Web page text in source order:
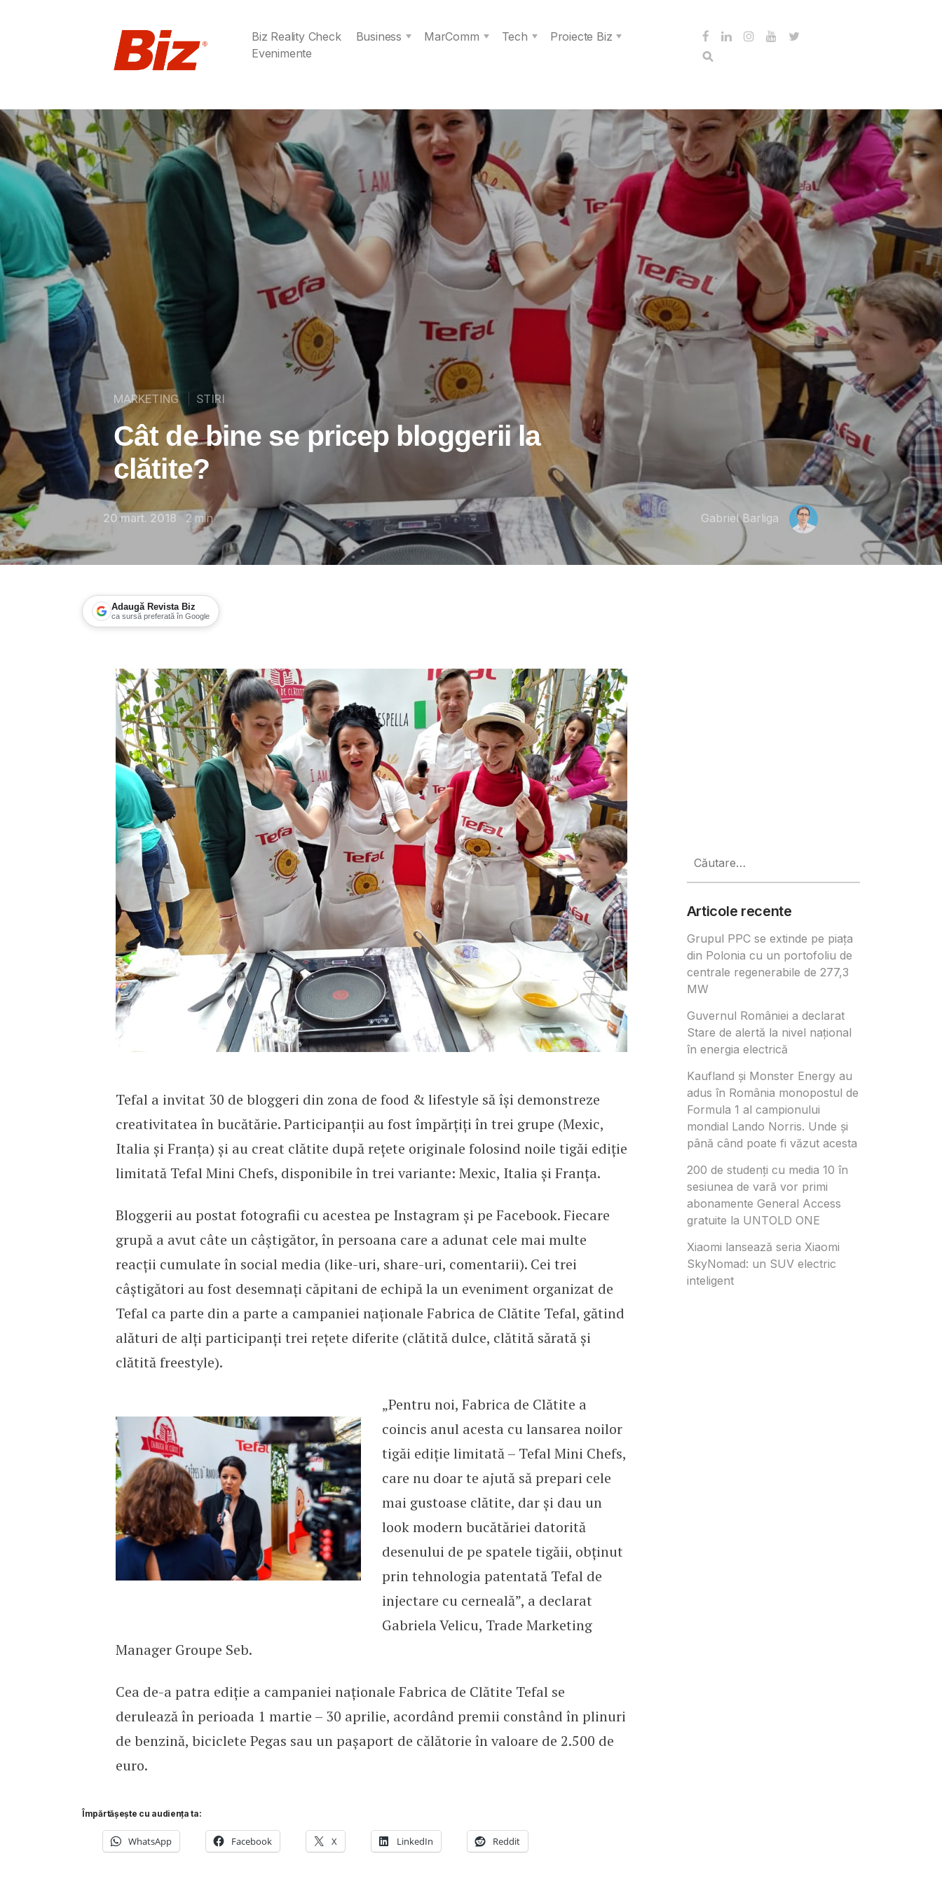
Biz Reality Check Business MarComm Tech
Proiecte Biz
Evenimente
MARKETING STIRI
Cât de bine se pricep bloggerii la
clătite?
20 mart. 2018 2 min Gabriel Barliga
Adaugă Revista Biz
ca sursă preferată în Google
Cât de bine se pricep bloggerii la clătite?
Tefal a invitat 30 de bloggeri din zona de food & lifestyle să își demonstreze
creativitatea în bucătărie. Participanții au fost împărțiți în trei grupe (Mexic,
Italia și Franța) și au creat clătite după rețete originale folosind noile tigăi ediție
limitată Tefal Mini Chefs, disponibile în trei variante: Mexic, Italia și Franța.
Bloggerii au postat fotografii cu acestea pe Instagram și pe Facebook. Fiecare
grupă a avut câte un câștigător, în persoana care a adunat cele mai multe
reacții cumulate în social media (like-uri, share-uri, comentarii). Cei trei
câștigători au fost desemnați căpitani de echipă la un eveniment organizat de
Tefal ca parte din a parte a campaniei naționale Fabrica de Clătite Tefal, gătind
alături de alți participanți trei rețete diferite (clătită dulce, clătită sărată și
clătită freestyle).
„Pentru noi, Fabrica de Clătite a
coincis anul acesta cu lansarea noilor
tigăi ediție limitată – Tefal Mini Chefs,
care nu doar te ajută să prepari cele
mai gustoase clătite, dar și dau un
look modern bucătăriei datorită
desenului de pe spatele tigăii, obținut
prin tehnologia patentată Tefal de
injectare cu cerneală”, a declarat
Gabriela Velicu, Trade Marketing
Manager Groupe Seb.
Cea de-a patra ediție a campaniei naționale Fabrica de Clătite Tefal se
derulează în perioada 1 martie – 30 aprilie, acordând premii constând în plinuri
de benzină, biciclete Pegas sau un pașaport de călătorie în valoare de 2.500 de
euro.
Împărtășește cu audiența ta:
WhatsApp Facebook X LinkedIn Reddit
după:
Articole recente
Grupul PPC se extinde pe piața
din Polonia cu un portofoliu de
centrale regenerabile de 277,3
MW
Guvernul României a declarat
Stare de alertă la nivel național
în energia electrică
Kaufland și Monster Energy au
adus în România monopostul de
Formula 1 al campionului
mondial Lando Norris. Unde și
până când poate fi văzut acesta
200 de studenți cu media 10 în
sesiunea de vară vor primi
abonamente General Access
gratuite la UNTOLD ONE
Xiaomi lansează seria Xiaomi
SkyNomad: un SUV electric
inteligent